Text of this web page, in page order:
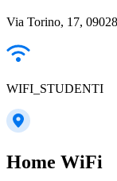
Via Torino, 17,
WIFI_STUDENTI
Home WiFi